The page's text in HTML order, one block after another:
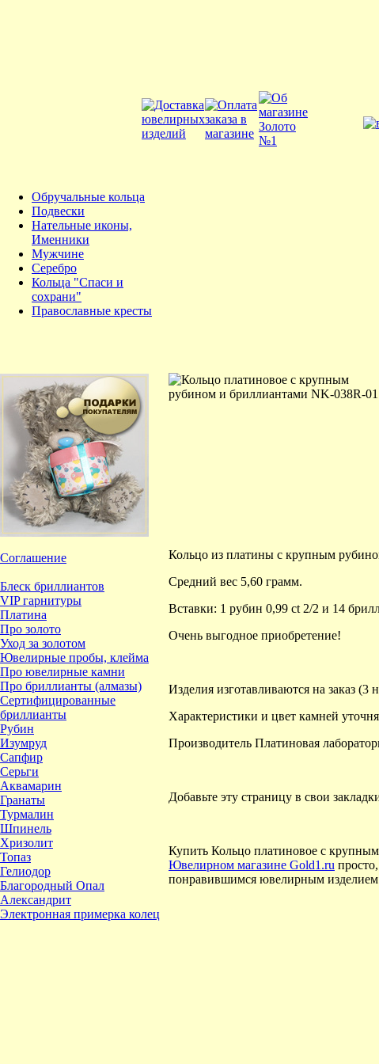
Обручальные кольца
Подвески
Нательные иконы,
Именники
Мужчине
Серебро
Кольца "Спаси и
сохрани"
Православные кресты
Соглашение
Блеск бриллиантов
VIP гарнитуры
Платина
Про золото
Уход за золотом
Ювелирные пробы, клейма
Про ювелирные камни
Про бриллианты (алмазы)
Сертифицированные
бриллианты
Рубин
Изумруд
Сапфир
Серьги
Аквамарин
Гранаты
Турмалин
Шпинель
Хризолит
Топаз
Гелиодор
Благородный Опал
Александрит
Электронная примерка колец
Кольцо из платины с крупным
Средний вес 5,60 грамм.
Вставки: 1 рубин 0,99 ct 2/2 и 14
Очень выгодное приобретение!
Изделия изготавливаются на заказ (3
Характеристики и цвет камней
Производитель Платиновая
Добавьте эту страницу в свои
Купить Кольцо платиновое с
Ювелирном магазине Gold1.ru
понравившимся ювелирным изделием